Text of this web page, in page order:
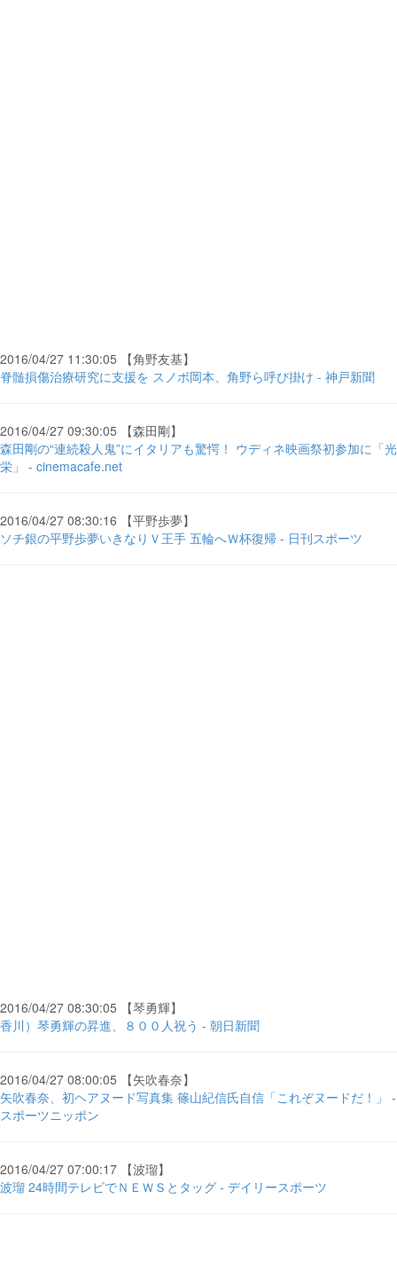
2016/04/27 11:30:05 【角野友基】
脊髄損傷治療研究に支援を スノボ岡本、角野ら呼び掛け - 神戸新聞
2016/04/27 09:30:05 【森田剛】
森田剛の“連続殺人鬼”にイタリアも驚愕！ ウディネ映画祭初参加に「光
栄」 - cinemacafe.net
2016/04/27 08:30:16 【平野歩夢】
ソチ銀の平野歩夢いきなりＶ王手 五輪へＷ杯復帰 - 日刊スポーツ
2016/04/27 08:30:05 【琴勇輝】
香川）琴勇輝の昇進、８００人祝う - 朝日新聞
2016/04/27 08:00:05 【矢吹春奈】
矢吹春奈、初ヘアヌード写真集 篠山紀信氏自信「これぞヌードだ！」 -
スポーツニッポン
2016/04/27 07:00:17 【波瑠】
波瑠 24時間テレビでＮＥＷＳとタッグ - デイリースポーツ